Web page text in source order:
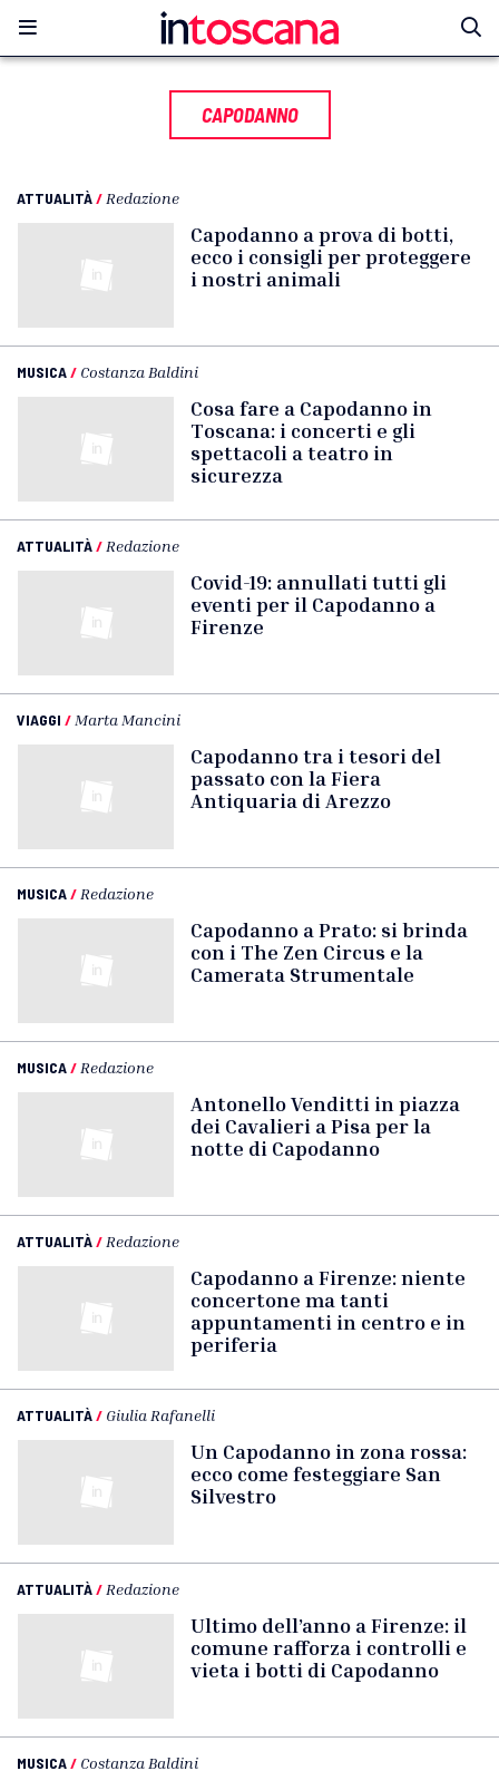
CAPODANNO
ATTUALITÀ/ Redazione
Capodanno a prova di botti,
ecco i consigli per proteggere
i nostri animali
MUSICA/ Costanza Baldini
Cosa fare a Capodanno in
Toscana: i concerti e gli
spettacoli a teatro in
sicurezza
ATTUALITÀ/ Redazione
Covid-19: annullati tutti gli
eventi per il Capodanno a
Firenze
VIAGGI / Marta Mancini
Capodanno tra i tesori del
passato con la Fiera
Antiquaria di Arezzo
MUSICA/ Redazione
Capodanno a Prato: si brinda
con i The Zen Circus e la
Camerata Strumentale
MUSICA/ Redazione
Antonello Venditti in piazza
dei Cavalieri a Pisa per la
notte di Capodanno
ATTUALITÀ/ Redazione
Capodanno a Firenze: niente
concertone ma tanti
appuntamenti in centro e in
periferia
ATTUALITÀ/ Giulia Rafanelli
Un Capodanno in zona rossa:
ecco come festeggiare San
Silvestro
ATTUALITÀ/ Redazione
Ultimo dell’anno a Firenze: il
comune rafforza i controlli e
vieta i botti di Capodanno
MUSICA/ Costanza Baldini